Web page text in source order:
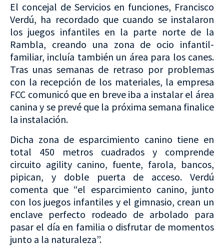
El concejal de Servicios en funciones, Francisco
Verdú, ha recordado que cuando se instalaron
los juegos infantiles en la parte norte de la
Rambla, creando una zona de ocio infantil-
familiar, incluía también un área para los canes.
Tras unas semanas de retraso por problemas
con la recepción de los materiales, la empresa
FCC comunicó que en breve iba a instalar el área
canina y se prevé que la próxima semana finalice
la instalación.
Dicha zona de esparcimiento canino tiene en
total 450 metros cuadrados y comprende
circuito agility canino, fuente, farola, bancos,
pipican, y doble puerta de acceso. Verdú
comenta que “el esparcimiento canino, junto
con los juegos infantiles y el gimnasio, crean un
enclave perfecto rodeado de arbolado para
pasar el día en familia o disfrutar de momentos
junto a la naturaleza”.